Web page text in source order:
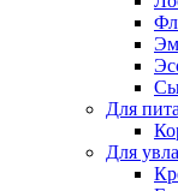
Для
Для